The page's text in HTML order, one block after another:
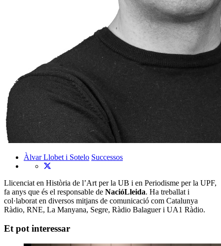
Àlvar Llobet i Sotelo Successos
Llicenciat en Història de l’Art per la UB i en Periodisme per la UPF,
fa anys que és el responsable de NacióLleida. Ha treballat i
col·laborat en diversos mitjans de comunicació com Catalunya
Ràdio, RNE, La Manyana, Segre, Ràdio Balaguer i UA1 Ràdio.
Et pot interessar